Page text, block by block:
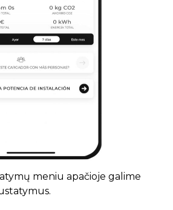
meniu apačioje galime